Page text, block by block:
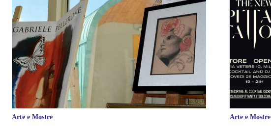
Arte e Mostre Arte e Mostre